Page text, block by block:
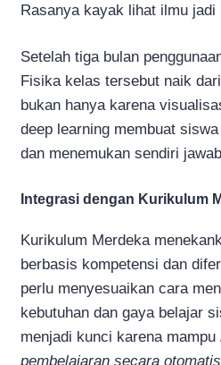
Rasanya kayak lihat ilmu jadi
Setelah tiga bulan
Fisika kelas tersebut naik
bukan hanya karena
deep learning membuat
dan menemukan sendiri
Integrasi dengan Kurikulum
Kurikulum Merdeka
berbasis kompetensi dan
perlu menyesuaikan cara
kebutuhan dan gaya belajar
menjadi kunci karena mampu
pembelajaran secara